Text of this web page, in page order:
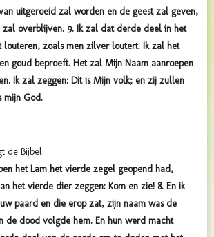
uitgeroeid zal worden en de geest zal geven,
zal overblijven. 9. Ik zal dat derde deel in het
louteren, zoals men zilver loutert. Ik zal het
goud beproeft. Het zal Mijn Naam aanroepen
Ik zal zeggen: Dit is Mijn volk; en zij zullen
mijn God.
de Bijbel:
het Lam het vierde zegel geopend had,
het vierde dier zeggen: Kom en zie! 8. En ik
paard en die erop zat, zijn naam was de
de dood volgde hem. En hun werd macht